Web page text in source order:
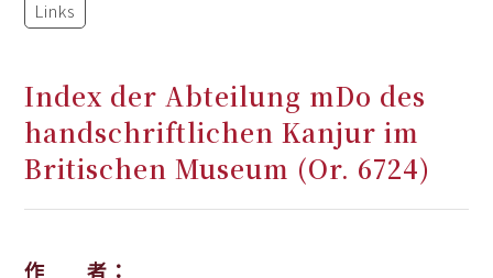
Links
Index der Abteilung mDo des
handschriftlichen Kanjur im
Britischen Museum (Or. 6724)
作 者：